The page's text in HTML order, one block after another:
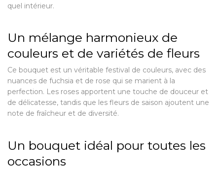
quel intérieur.
Un mélange harmonieux de
couleurs et de variétés de fleurs
Ce bouquet est un véritable festival de couleurs, avec des
nuances de fuchsia et de rose qui se marient à la
perfection. Les roses apportent une touche de douceur et
de délicatesse, tandis que les fleurs de saison ajoutent une
note de fraîcheur et de diversité.
Un bouquet idéal pour toutes les
occasions